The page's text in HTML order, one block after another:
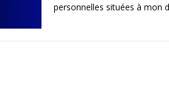
personnelles situées à mon